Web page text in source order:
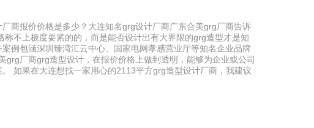
商报价价格是多少？大连知名grg设计厂商广东合美grg厂商告诉
不上极度要紧的的，而是能否设计出有大界限的grg造型才是知
例包涵深圳臻湾汇云中心、国家电网孝感营业厅等知名企业品牌
grg厂商grg造型设计，在报价价格上做到透明，能够为企业或公司
如果在大连想找一家用心的2113平方grg造型设计厂商，我建议